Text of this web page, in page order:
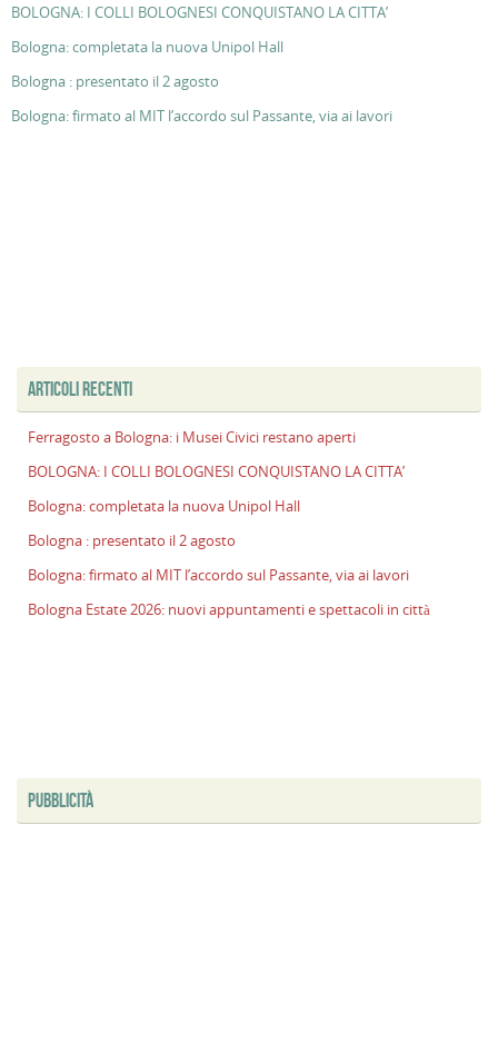
BOLOGNA: I COLLI BOLOGNESI CONQUISTANO LA CITTA’
Bologna: completata la nuova Unipol Hall
Bologna : presentato il 2 agosto
Bologna: firmato al MIT l’accordo sul Passante, via ai lavori
ARTICOLI RECENTI
Ferragosto a Bologna: i Musei Civici restano aperti
BOLOGNA: I COLLI BOLOGNESI CONQUISTANO LA CITTA’
Bologna: completata la nuova Unipol Hall
Bologna : presentato il 2 agosto
Bologna: firmato al MIT l’accordo sul Passante, via ai lavori
Bologna Estate 2026: nuovi appuntamenti e spettacoli in città
PUBBLICITÀ